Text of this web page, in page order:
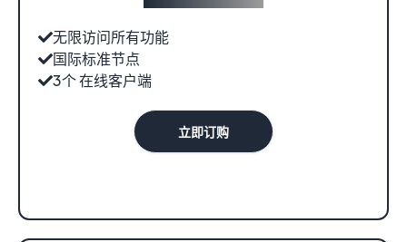
无限访问所有功能
国际标准节点
3个 在线客户端
立即订购